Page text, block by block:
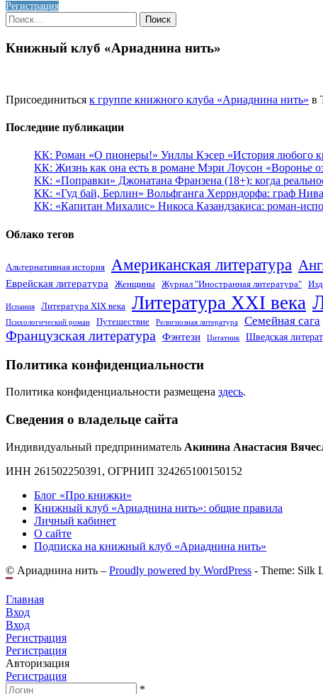
Регистрация
Найти:
Книжный клуб «Ариаднина нить»
Присоединиться к группе книжного клуба «Ариаднина нить» в
Последние публикации
КК: Роман «О пионеры!» Уиллы Кэсер «История любого
КК: Жизнь как она есть в романе Мэри Лоусон «Воронье
КК: «Поправки» Джонатана Франзена (18+): когда
КК: «Гуд бай, Берлин» Вольфганга Херрндорфа: граф
КК: «Капитан Михалис» Никоса Казандзакиса: роман-
Облако тегов
Альтернативная история Американская литература
Еврейская литература Женщины Журнал "Иностранная литература"
Испания Литература XIX века Литература XXI века
Психологический роман Путешествие Религиозная литература Семейная сага
Французская литература Фэнтези Цитатник Шведская
Политика конфиденциальности
Политика конфиденциальности размещена здесь.
Сведения о владельце сайта
Индивидуальный предприниматель Акинина Анастасия
ИНН 261502250391, ОГРНИП 324265100150152
Блог «Про книжки»
Книжный клуб «Ариаднина нить»: общие правила
Личный кабинет
О сайте
Подписка на книжный клуб «Ариаднина нить»
© Ариаднина нить – Proudly powered by WordPress - Theme: Silk
Главная
Вход
Вход
Регистрация
Регистрация
Авторизация
Регистрация
*